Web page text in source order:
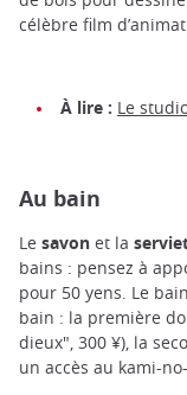
célèbre film
À lire : Le
Au bain
Le savon et la
bains : pensez à
pour 50 yens. Le
bain : la première
dieux", 300 ¥), la
un accès au kami-